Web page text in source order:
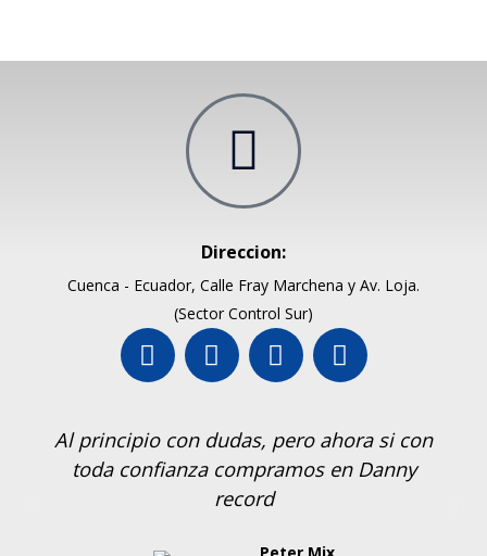
Direccion:
Cuenca - Ecuador, Calle Fray Marchena y Av. Loja.
(Sector Control Sur)
Al principio con dudas, pero ahora si con
toda confianza compramos en Danny
record